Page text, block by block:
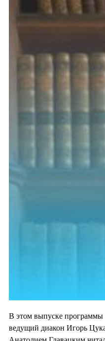
В этом выпуске программы
ведущий диакон Игорь